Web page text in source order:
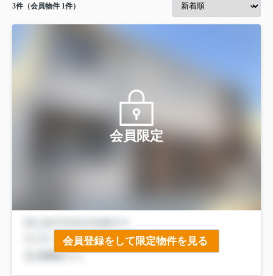
3件（会員物件 1件）
会員限定
会員登録をして限定物件を見る